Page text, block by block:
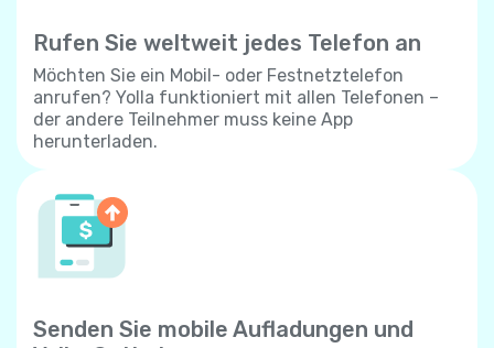
Rufen Sie weltweit jedes Telefon an
Möchten Sie ein Mobil- oder Festnetztelefon
anrufen? Yolla funktioniert mit allen Telefonen –
der andere Teilnehmer muss keine App
herunterladen.
Senden Sie mobile Aufladungen und